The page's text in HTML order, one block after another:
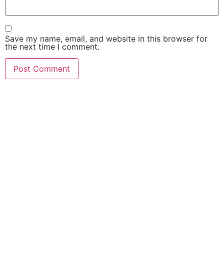
Save my name, email, and website in this browser for
the next time I comment.